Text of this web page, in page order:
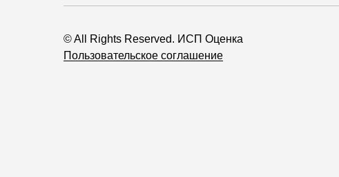
© All Rights Reserved. ИСП Оценка
Пользовательское соглашение